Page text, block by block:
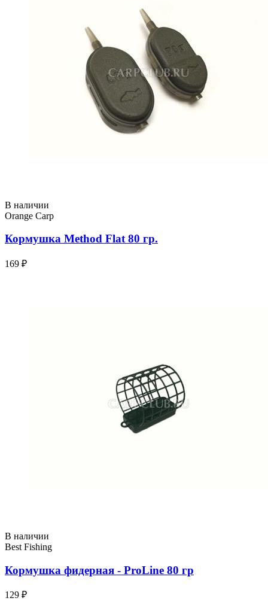
В наличии
Orange Carp
Кормушка Method Flat 80 гр.
169 ₽
В наличии
Best Fishing
Кормушка фидерная - ProLine 80 гр
129 ₽